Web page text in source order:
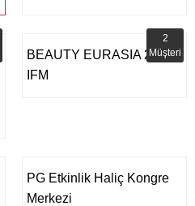
BEAUTY EURASIA 2022
IFM
2
Müşteri
PG Etkinlik Haliç Kongre
Merkezi